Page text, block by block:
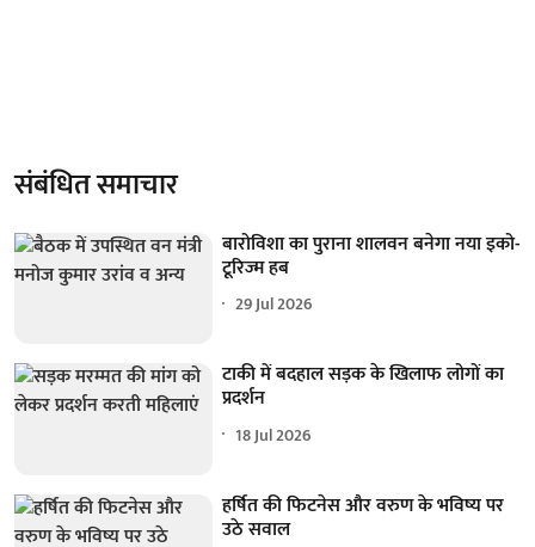
संबंधित समाचार
बारोविशा का पुराना शालवन बनेगा नया इको-
टूरिज्म हब
29 Jul 2026
टाकी में बदहाल सड़क के खिलाफ लोगों का
प्रदर्शन
18 Jul 2026
हर्षित की फिटनेस और वरुण के भविष्य पर
उठे सवाल